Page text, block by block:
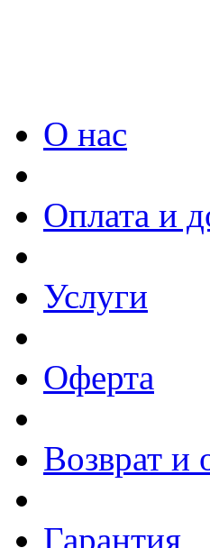
О нас
Оплата и
Услуги
Оферта
Возврат и
Гарантия